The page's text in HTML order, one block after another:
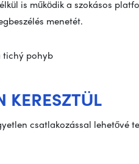
is működik a szokásos
menetét.
KERESZTÜL
csatlakozással lehetővé